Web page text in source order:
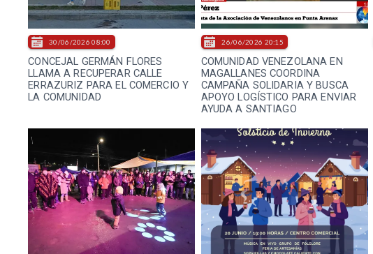
CONCEJAL GERMÁN FLORES
LLAMA A RECUPERAR CALLE
ERRAZURIZ PARA EL COMERCIO Y
LA COMUNIDAD
30/06/2026 08:00
COMUNIDAD VENEZOLANA EN
MAGALLANES COORDINA
CAMPAÑA SOLIDARIA Y BUSCA
APOYO LOGÍSTICO PARA ENVIAR
AYUDA A SANTIAGO
26/06/2026 20:15